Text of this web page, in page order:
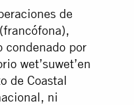
de
condenado por
wet’suwet’en
de Coastal
ni